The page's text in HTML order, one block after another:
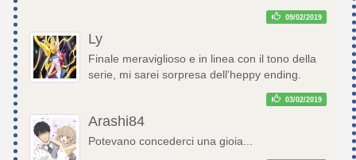
09/02/2019
Ly
Finale meraviglioso e in linea con il tono della
serie, mi sarei sorpresa dell'heppy ending.
03/02/2019
Arashi84
Potevano concederci una gioia...